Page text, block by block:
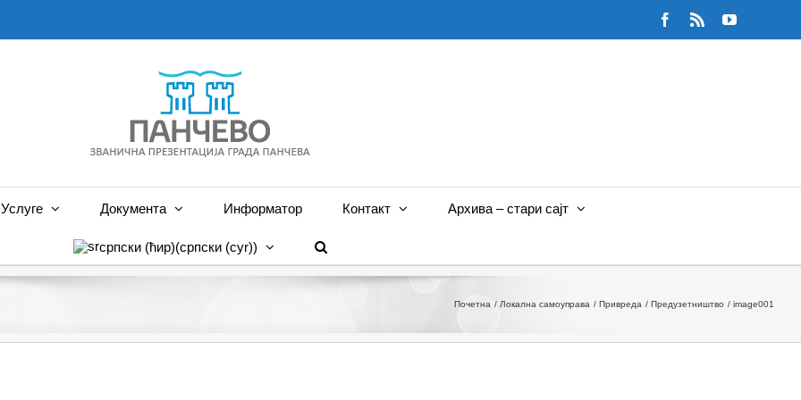
Facebook
Rss YouTube
Услуге Документа Информатор Контакт Архива – стари сајт
српски (ћир)(српски (cyr))
Почетна Локална самоуправа Привреда Предузетништво image001